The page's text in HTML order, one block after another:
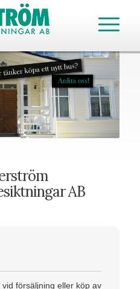
AB
försäljning eller köp av